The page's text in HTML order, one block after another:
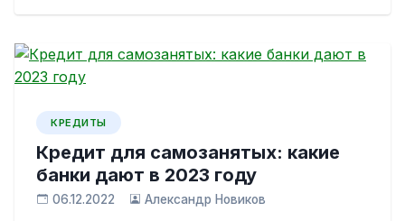
КРЕДИТЫ
Кредит для самозанятых: какие
банки дают в 2023 году
06.12.2022 Александр Новиков